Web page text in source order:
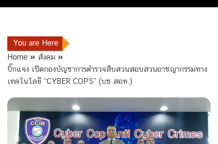
You are Here
Home
สังคม
บิ๊กแจง เปิดกองบัญชาการตำรวจสืบสวนสอบสวนอาชญากรรมทาง
เทคโนโลยี “CYBER COPS” (บช.สอท.)